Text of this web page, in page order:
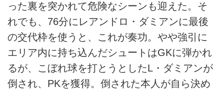
った裏を突かれて危険なシーンも迎えた。そ
れでも、76分にレアンドロ・ダミアンに最後
の交代枠を使うと、これが奏功。やや強引に
エリア内に持ち込んだシュートはGKに弾かれ
るが、こぼれ球を打とうとしたL・ダミアンが
倒され、PKを獲得。倒された本人が自ら決め